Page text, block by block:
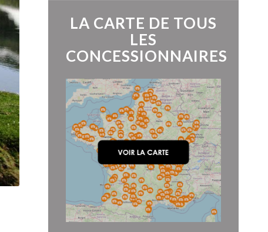
LA CARTE DE TOUS
LES
CONCESSIONNAIRES